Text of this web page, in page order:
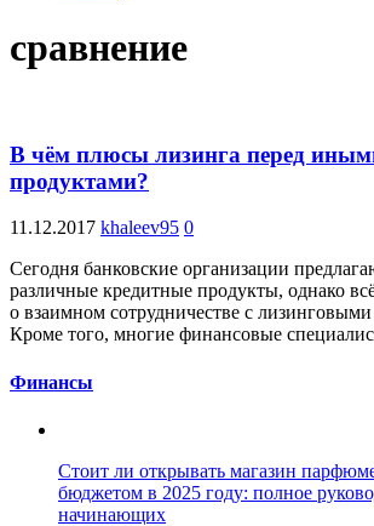
сравнение
В чём плюсы лизинга перед
продуктами?
11.12.2017 khaleev95 0
Сегодня банковские организации
различные кредитные продукты, однако
о взаимном сотрудничестве с
Кроме того, многие финансовые
Финансы
Стоит ли открывать магазин
бюджетом в 2025 году: полное
начинающих